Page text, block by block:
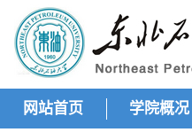
网站首页 学院概况